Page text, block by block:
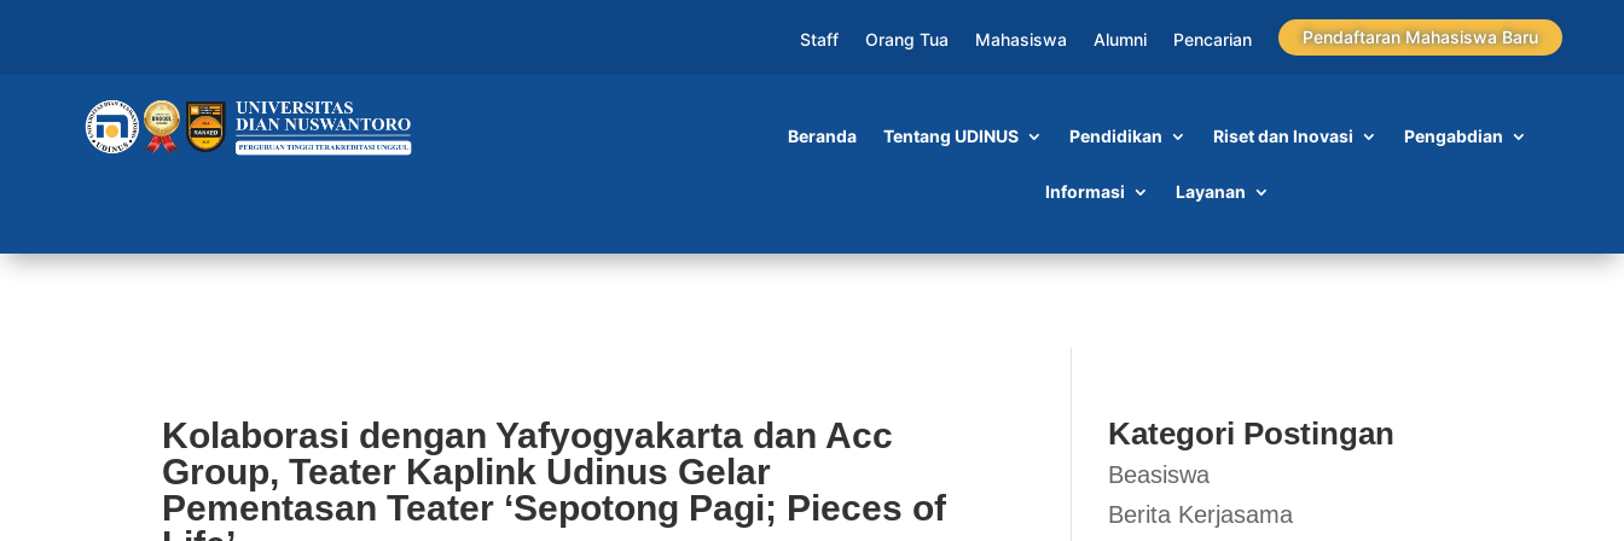
Staff Orang Tua Mahasiswa Alumni Pencarian Pendaftaran Mahasiswa Baru
Beranda Tentang UDINUS Pendidikan Riset dan Inovasi Pengabdian
Informasi Layanan
Kolaborasi dengan Yafyogyakarta dan Acc
Group, Teater Kaplink Udinus Gelar
Pementasan Teater ‘Sepotong Pagi; Pieces of
Kategori Postingan
Beasiswa
Berita Kerjasama